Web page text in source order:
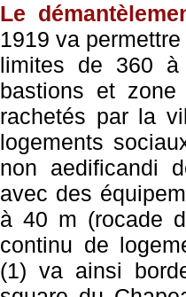
Le
1919 va
limites de 360
bastions et zone
rachetés par la
logements
non aedificandi
avec des
à 40 m (rocade
continu de
(1) va ainsi